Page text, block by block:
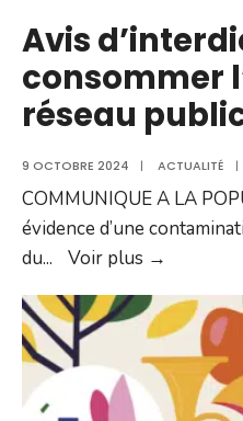
Avis
consommer
réseau
9 OCTOBRE 2024 | ACTUALITÉ |
COMMUNIQUE A LA
évidence d’une
du... Voir plus →
de
l’eau
du